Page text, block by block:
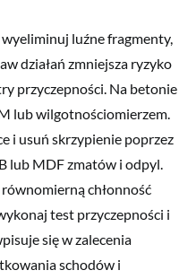
luźne fragmenty,
działań zmniejsza ryzyko
przyczepności. Na betonie
lub wilgotnościomierzem.
i usuń skrzypienie poprzez
lub MDF zmatów i odpyl.
chłonność
test przyczepności i
się w zalecenia
schodów i